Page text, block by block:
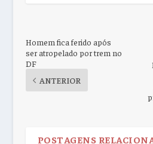
Homem fica ferido após
ser atropelado por trem no
DF
ANTERIOR
POSTAGENS